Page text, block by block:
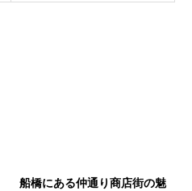
船橋にある仲通り商店街の魅